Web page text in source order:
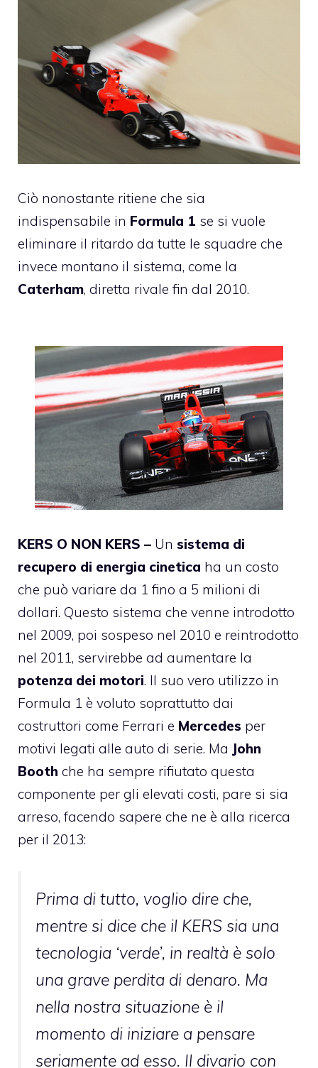
Ciò nonostante ritiene che sia
indispensabile in Formula 1 se si vuole
eliminare il ritardo da tutte le squadre che
invece montano il sistema, come la
Caterham, diretta rivale fin dal 2010.
KERS O NON KERS – Un sistema di
recupero di energia cinetica ha un costo
che può variare da 1 fino a 5 milioni di
dollari. Questo sistema che venne introdotto
nel 2009, poi sospeso nel 2010 e reintrodotto
nel 2011, servirebbe ad aumentare la
potenza dei motori. Il suo vero utilizzo in
Formula 1 è voluto soprattutto dai
costruttori come Ferrari e Mercedes per
motivi legati alle auto di serie. Ma John
Booth che ha sempre rifiutato questa
componente per gli elevati costi, pare si sia
arreso, facendo sapere che ne è alla ricerca
per il 2013:
Prima di tutto, voglio dire che,
mentre si dice che il KERS sia una
tecnologia ‘verde’, in realtà è solo
una grave perdita di denaro. Ma
nella nostra situazione è il
momento di iniziare a pensare
seriamente ad esso. Il divario con